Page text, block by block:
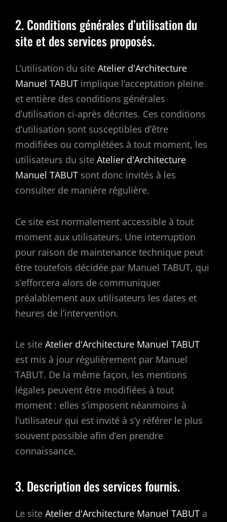
2. Conditions générales d’utilisation du
site et des services proposés.
L’utilisation du site Atelier d'Architecture
Manuel TABUT implique l’acceptation pleine
et entière des conditions générales
d’utilisation ci-après décrites. Ces conditions
d’utilisation sont susceptibles d’être
modifiées ou complétées à tout moment, les
utilisateurs du site Atelier d'Architecture
Manuel TABUT sont donc invités à les
consulter de manière régulière.
Ce site est normalement accessible à tout
moment aux utilisateurs. Une interruption
pour raison de maintenance technique peut
être toutefois décidée par Manuel TABUT, qui
s’efforcera alors de communiquer
préalablement aux utilisateurs les dates et
heures de l’intervention.
Le site Atelier d'Architecture Manuel TABUT
est mis à jour régulièrement par Manuel
TABUT. De la même façon, les mentions
légales peuvent être modifiées à tout
moment : elles s’imposent néanmoins à
l’utilisateur qui est invité à s’y référer le plus
souvent possible afin d’en prendre
connaissance.
3. Description des services fournis.
Le site Atelier d'Architecture Manuel TABUT a